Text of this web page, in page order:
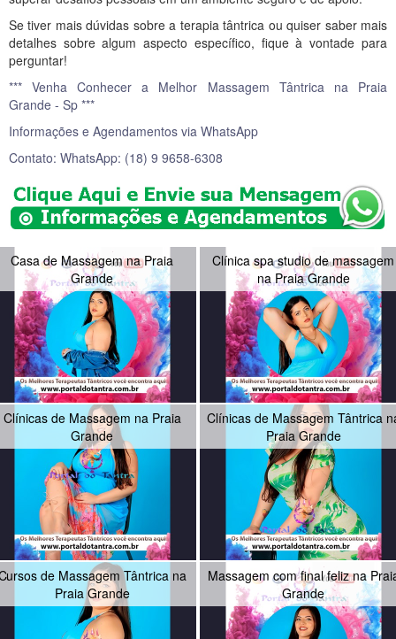
Se tiver mais dúvidas sobre a terapia tântrica ou quiser saber mais
detalhes sobre algum aspecto específico, fique à vontade para
perguntar!
*** Venha Conhecer a Melhor Massagem Tântrica na Praia
Grande - Sp ***
Informações e Agendamentos via WhatsApp
Contato: WhatsApp: (18) 9 9658-6308
Casa de Massagem na Praia
Grande
Clínica spa studio de massagem
na Praia Grande
Clínicas de Massagem na Praia
Grande
Clínicas de Massagem Tântrica
Praia Grande
de Massagem Tântrica na
Praia Grande
Massagem com final feliz na
Grande